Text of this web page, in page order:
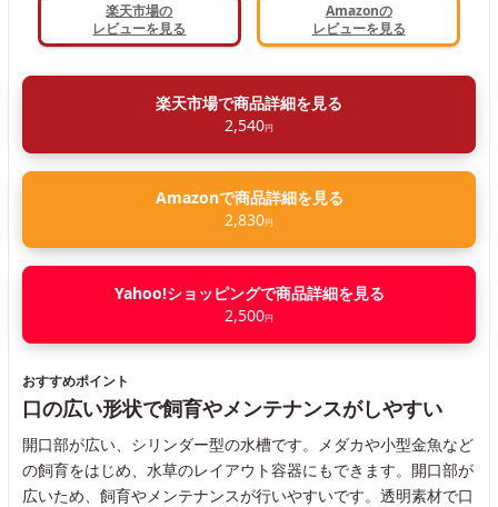
楽天市場の
レビューを見る
Amazonの
レビューを見る
楽天市場で商品詳細を見る
2,540円
Amazonで商品詳細を見る
2,830円
Yahoo!ショッピングで商品詳細を見る
2,500円
おすすめポイント
口の広い形状で飼育やメンテナンスがしやすい
開口部が広い、シリンダー型の水槽です。メダカや小型金魚など
の飼育をはじめ、水草のレイアウト容器にもできます。開口部が
広いため、飼育やメンテナンスが行いやすいです。透明素材で口